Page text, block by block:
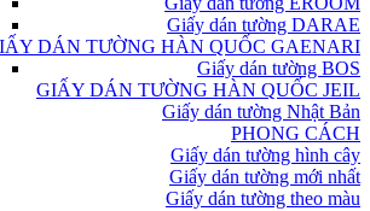
Giấy dán tường DARAE
DÁN TƯỜNG HÀN QUỐC GAENARI
Giấy dán tường BOS
GIẤY DÁN TƯỜNG HÀN QUỐC JEIL
Giấy dán tường Nhật Bản
PHONG CÁCH
Giấy dán tường hình cây
Giấy dán tường mới nhất
Giấy dán tường theo màu